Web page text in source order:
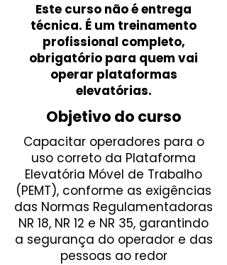
Este curso não é entrega
técnica. É um treinamento
profissional completo,
obrigatório para quem vai
operar plataformas
elevatórias.
Objetivo do curso
Capacitar operadores para o
uso correto da Plataforma
Elevatória Móvel de Trabalho
(PEMT), conforme as exigências
das Normas Regulamentadoras
NR 18, NR 12 e NR 35, garantindo
a segurança do operador e das
pessoas ao redor